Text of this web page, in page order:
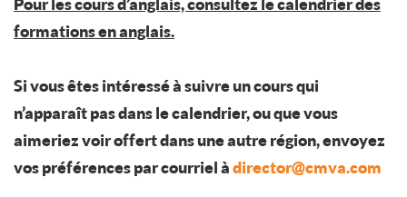
formations en anglais.
Si vous êtes intéressé à suivre un cours qui
n’apparaît pas dans le calendrier, ou que vous
aimeriez voir offert dans une autre région, envoyez
vos préférences par courriel àdirector@cmva.com